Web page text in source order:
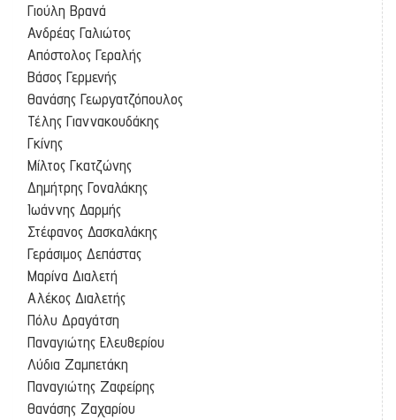
Γιούλη Βρανά
Ανδρέας Γαλιώτος
Απόστολος Γεραλής
Βάσος Γερμενής
Θανάσης Γεωργατζόπουλος
Τέλης Γιαννακουδάκης
Γκίνης
Μίλτος Γκατζώνης
Δημήτρης Γοναλάκης
Ιωάννης Δαρμής
Στέφανος Δασκαλάκης
Γεράσιμος Δεπάστας
Μαρίνα Διαλετή
Αλέκος Διαλετής
Πόλυ Δραγάτση
Παναγιώτης Ελευθερίου
Λύδια Ζαμπετάκη
Παναγιώτης Ζαφείρης
Θανάσης Ζαχαρίου